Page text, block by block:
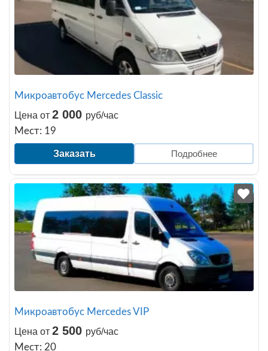
Микроавтобус Mercedes Classic
Цена от 2 000 руб/час
Мест: 19
Заказать Подробнее
Микроавтобус Mercedes VIP
Цена от 2 500 руб/час
Мест: 20